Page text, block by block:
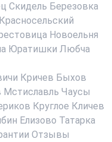
Скидель Березовка
Красносельский
Новоельня
Юратишки Любча
Кричев Быхов
Мстиславль Чаусы
Круглое Кличев
Елизово Татарка
Отзывы